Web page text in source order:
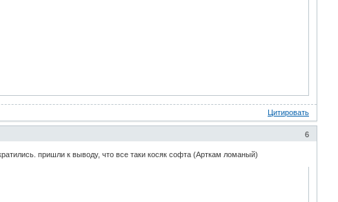
Цитировать
6
пришли к выводу, что все таки косяк софта (Арткам ломаный)